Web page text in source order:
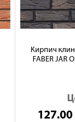
Кирпич
FABER JAR
127.00